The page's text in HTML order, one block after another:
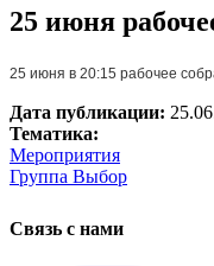
25 июня
25 июня в 20:15 рабочее
Дата публикации:
Тематика:
Мероприятия
Группа Выбор
Связь с нами